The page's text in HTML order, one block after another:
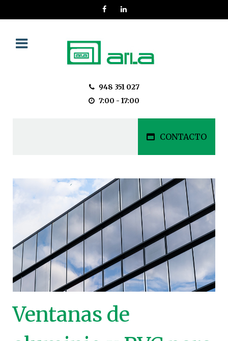
948 351 027
7:00 - 17:00
CONTACTO
Ventanas de